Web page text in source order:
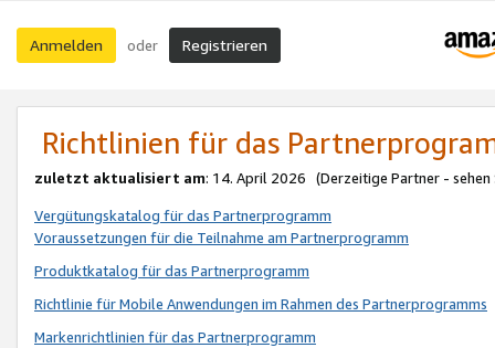
Anmelden oder Registrieren
Richtlinien für das
zuletzt aktualisiert am: 14. April 2026 (Derzeitige Partner - sehen
Vergütungskatalog für das Partnerprogramm
Voraussetzungen für die Teilnahme am Partnerprogramm
Produktkatalog für das Partnerprogramm
Richtlinie für Mobile Anwendungen im Rahmen des Partnerprogramms
Markenrichtlinien für das Partnerprogramm